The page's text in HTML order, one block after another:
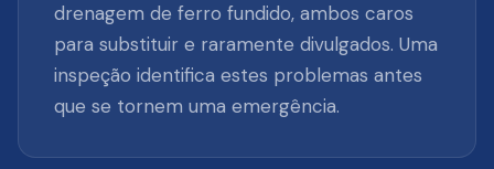
drenagem de ferro fundido, ambos caros
para substituir e raramente divulgados. Uma
inspeção identifica estes problemas antes
que se tornem uma emergência.